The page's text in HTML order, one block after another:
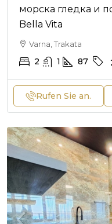
морска гледка и
Bella Vita
Varna, Trakata
2 1 87
Rufen Sie an.